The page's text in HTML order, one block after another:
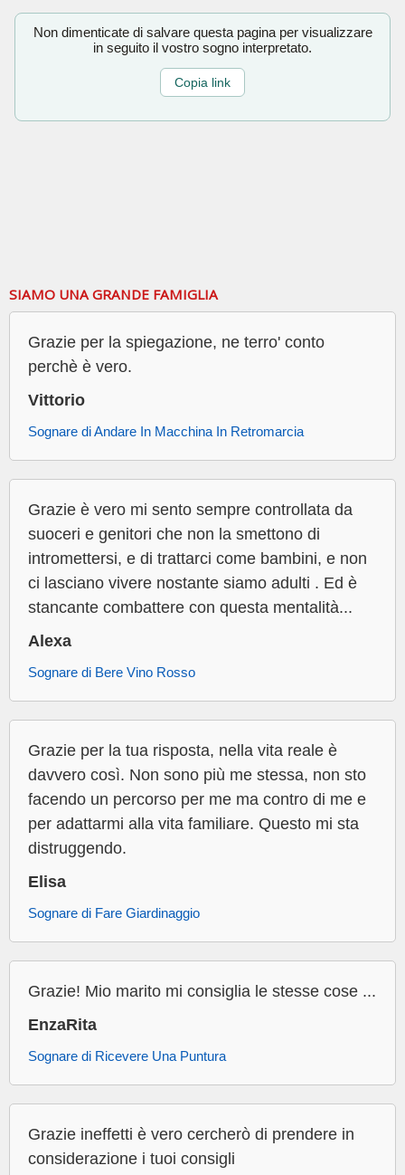
Non dimenticate di salvare questa pagina per visualizzare
in seguito il vostro sogno interpretato.
Copia link
SIAMO UNA GRANDE FAMIGLIA
Grazie per la spiegazione, ne terro' conto
perchè è vero.
Vittorio
Sognare di Andare In Macchina In Retromarcia
Grazie è vero mi sento sempre controllata da
suoceri e genitori che non la smettono di
intromettersi, e di trattarci come bambini, e non
ci lasciano vivere nostante siamo adulti . Ed è
stancante combattere con questa mentalità...
Alexa
Sognare di Bere Vino Rosso
Grazie per la tua risposta, nella vita reale è
davvero così. Non sono più me stessa, non sto
facendo un percorso per me ma contro di me e
per adattarmi alla vita familiare. Questo mi sta
distruggendo.
Elisa
Sognare di Fare Giardinaggio
Grazie! Mio marito mi consiglia le stesse cose ...
EnzaRita
Sognare di Ricevere Una Puntura
Grazie ineffetti è vero cercherò di prendere in
considerazione i tuoi consigli